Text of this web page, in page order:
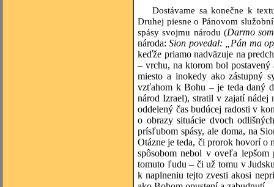
Dostávame sa konečne k
Druhej piesne o Pánovom
spásy svojmu národu (Darmo
národa: Sion povedal: „Pán ma
keďže priamo nadväzuje na
– vrchu, na ktorom bol postavený
miesto a inokedy ako zástupný
vzťahom k Bohu – je teda daný
národ Izrael), stratil v zajatí nádej
oddelený čas budúcej radosti v
o obrazy situácie dvoch
prísľubom spásy, ale doma, na
Otázne je teda, či prorok hovorí o
spôsobom nebol v oveľa lepšom
tomuto ľudu – či už tomu v
k naplneniu tejto zvesti akosi